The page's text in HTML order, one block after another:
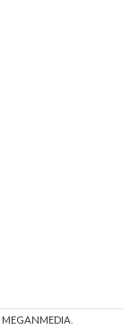
MEGANMEDIA